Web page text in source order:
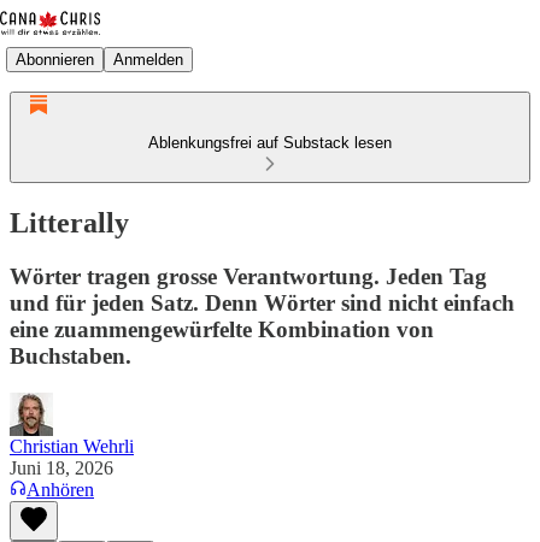
Abonnieren Anmelden
Ablenkungsfrei auf Substack lesen
Litterally
Wörter tragen grosse Verantwortung. Jeden Tag
und für jeden Satz. Denn Wörter sind nicht einfach
eine zuammengewürfelte Kombination von
Buchstaben.
Christian Wehrli
Juni 18, 2026
Anhören